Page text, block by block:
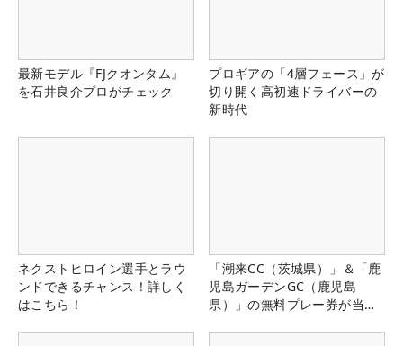
最新モデル『FJクオンタム』
を石井良介プロがチェック
プロギアの「4層フェース」が
切り開く高初速ドライバーの
新時代
ネクストヒロイン選手とラウ
ンドできるチャンス！詳しく
はこちら！
「潮来CC（茨城県）」＆「鹿
児島ガーデンGC（鹿児島
県）」の無料プレー券が当た